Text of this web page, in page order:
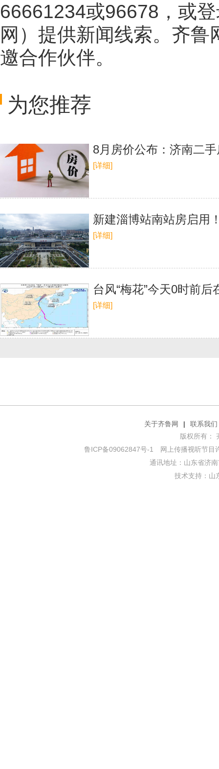
66661234或96678，或
网 ）提供新闻线索。齐鲁
邀合作伙伴。
为您推荐
8月房价公布：济南二
[详细]
新建淄博站南站房启用
[详细]
台风“梅花”今天0时前
[详细]
关于齐鲁网 |
联系我们
版权所有：
鲁ICP备09062847号-1 网上传播视听节目
通讯地址：山东省济
技术支持： 山